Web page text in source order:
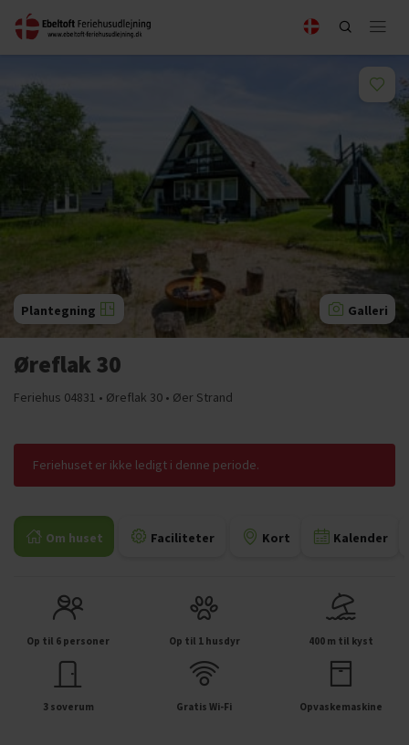
Plantegning Galleri
Øreflak 30
Feriehus 04831 • Øreflak 30 • Øer Strand
Om huset Faciliteter Kort Kalender
Op til 6 personer Op til 1 husdyr 400 m til kyst
3 soverum Gratis Wi-Fi Opvaskemaskine
Feriehuset er ikke ledigt i denne periode.